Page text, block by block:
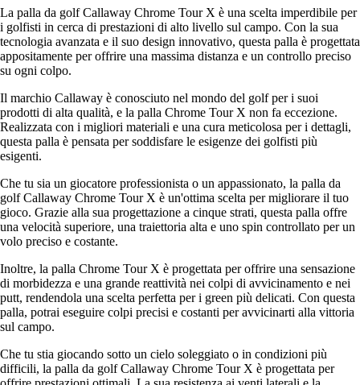
La palla da golf Callaway Chrome Tour X è una scelta imperdibile per
i golfisti in cerca di prestazioni di alto livello sul campo. Con la sua
tecnologia avanzata e il suo design innovativo, questa palla è progettata
appositamente per offrire una massima distanza e un controllo preciso
su ogni colpo.
Il marchio Callaway è conosciuto nel mondo del golf per i suoi
prodotti di alta qualità, e la palla Chrome Tour X non fa eccezione.
Realizzata con i migliori materiali e una cura meticolosa per i dettagli,
questa palla è pensata per soddisfare le esigenze dei golfisti più
esigenti.
Che tu sia un giocatore professionista o un appassionato, la palla da
golf Callaway Chrome Tour X è un'ottima scelta per migliorare il tuo
gioco. Grazie alla sua progettazione a cinque strati, questa palla offre
una velocità superiore, una traiettoria alta e uno spin controllato per un
volo preciso e costante.
Inoltre, la palla Chrome Tour X è progettata per offrire una sensazione
di morbidezza e una grande reattività nei colpi di avvicinamento e nei
putt, rendendola una scelta perfetta per i green più delicati. Con questa
palla, potrai eseguire colpi precisi e costanti per avvicinarti alla vittoria
sul campo.
Che tu stia giocando sotto un cielo soleggiato o in condizioni più
difficili, la palla da golf Callaway Chrome Tour X è progettata per